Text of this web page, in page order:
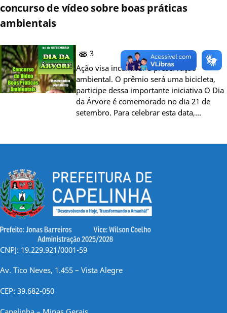
concurso de vídeo sobre boas práticas
ambientais
3
Ação visa incentivar a preservação
ambiental. O prêmio será uma bicicleta,
participe dessa importante iniciativa O Dia
da Árvore é comemorado no dia 21 de
setembro. Para celebrar esta data,…
CNPJ: 19.229.921/0001-59
Av. Tico Neves, 1.455 – Vista Alegre
CEP: 39.682-050